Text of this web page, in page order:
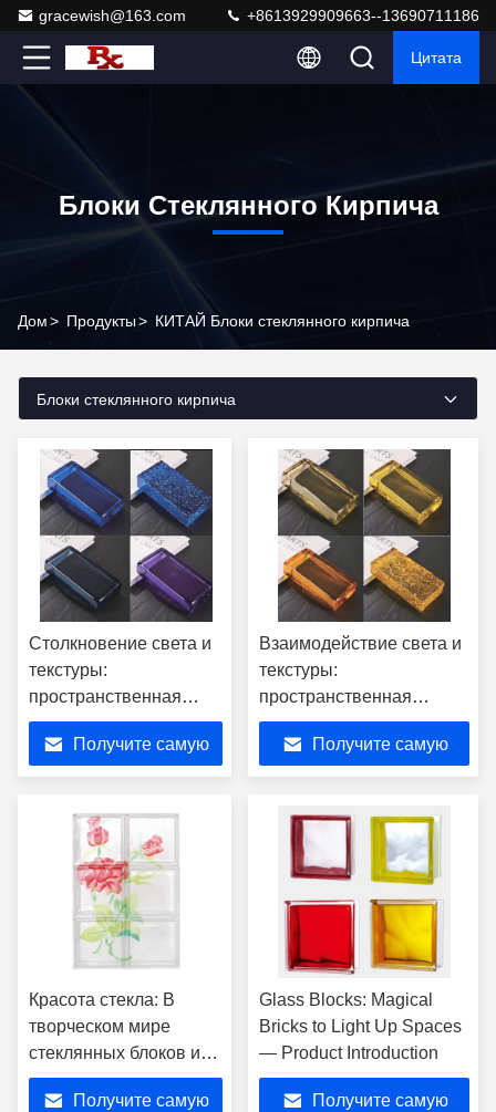
gracewish@163.com +8613929909663--13690711186
Цитата
Блоки Стеклянного Кирпича
Дом> Продукты> КИТАЙ Блоки стеклянного кирпича
Блоки стеклянного кирпича
Столкновение света и
текстуры:
пространственная
эстетическая
революция
кристаллических и
Получите самую
Взаимодействие света и
текстуры:
пространственная
эстетическая революция
расплавленных
стеклянных кирпичей
Получите самую
Красота стекла: В
творческом мире
стеклянных блоков и
хрустальных блоков
Получите самую
Glass Blocks: Magical
Bricks to Light Up Spaces
— Product Introduction
Получите самую